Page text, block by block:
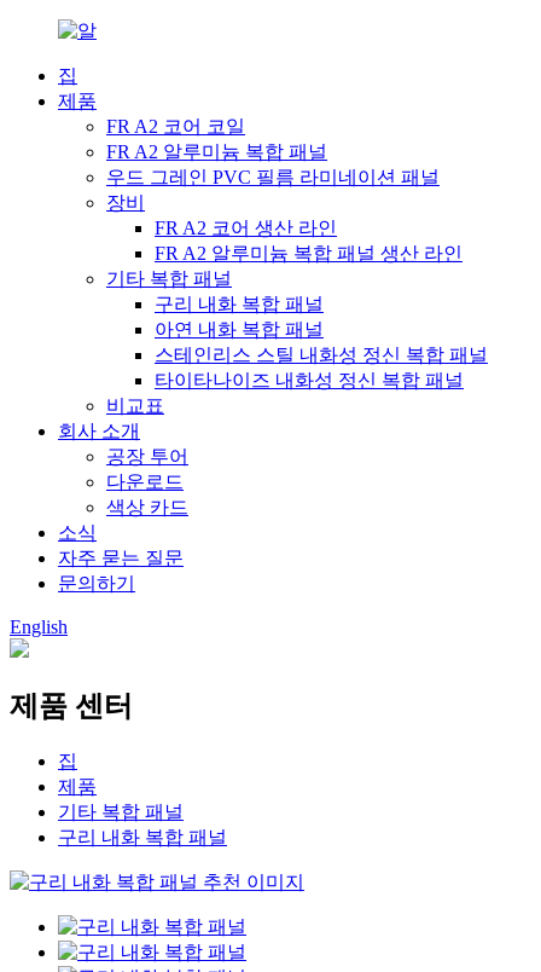
집
제품
FR A2 코어 코일
FR A2 알루미늄 복합 패널
우드 그레인 PVC 필름 라미네이션 패널
장비
FR A2 코어 생산 라인
FR A2 알루미늄 복합 패널 생산 라인
기타 복합 패널
구리 내화 복합 패널
아연 내화 복합 패널
스테인리스 스틸 내화성 정신 복합 패널
타이타나이즈 내화성 정신 복합 패널
비교표
회사 소개
공장 투어
다운로드
색상 카드
소식
자주 묻는 질문
문의하기
English
제품 센터
집
제품
기타 복합 패널
구리 내화 복합 패널